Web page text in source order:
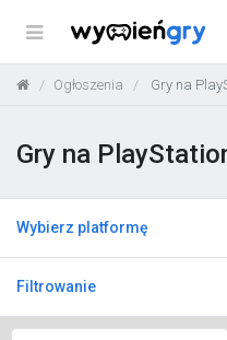
Menu
Ogłoszenia Gry na
Gry na
Wybierz platformę
Filtrowanie